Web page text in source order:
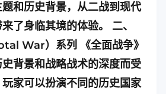
和历史背景，从二战到现代
了身临其境的体验。 二、
War）系列 《全面战争》
背景和战略战术的深度而受
家可以扮演不同的历史国家